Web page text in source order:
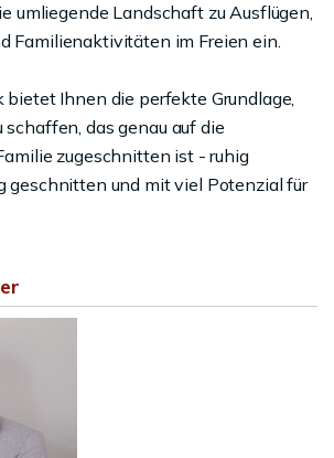
umliegende Landschaft zu Ausflügen,
Familienaktivitäten im Freien ein.
bietet Ihnen die perfekte Grundlage,
schaffen, das genau auf die
zugeschnitten ist - ruhig
geschnitten und mit viel Potenzial für